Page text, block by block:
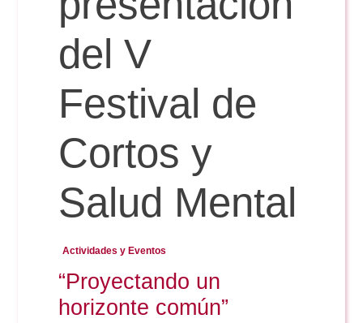
Reservas
Calendario Lectivo
Horarios
Periodismo
Comunicación Audiovisual
PeriodismoSecretaría Virtual
del V
Festival de
Cortos y
Salud Mental
Actividades y Eventos
“Proyectando un
horizonte común”